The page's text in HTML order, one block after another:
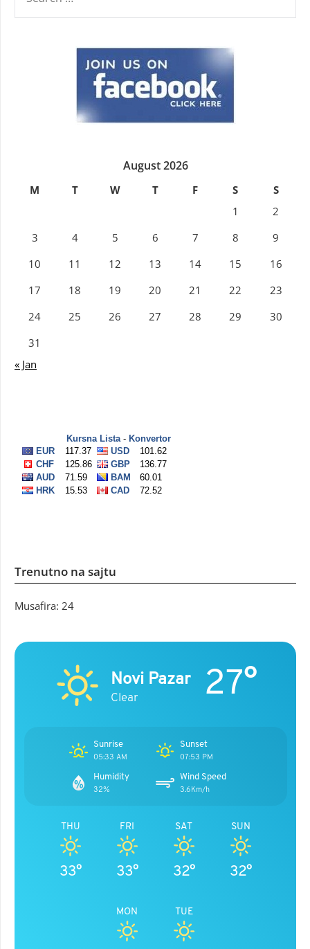
August 2026
M T W T F S
S
1
2
3
4 5 6 7 8
9
10
11 12 13 14 15
16
17
18 19 20 21 22
23
24
25 26 27 28 29
30
31
« Jan
Trenutno na sajtu
Musafira: 24
Novi Pazar
Clear 27°
Sunrise
05:33 AM
Sunset
07:53 PM
Humidity
32%
Wind Speed
3.6Km/h
THU
33°
FRI
33°
SAT
32°
SUN
32°
MON TUE